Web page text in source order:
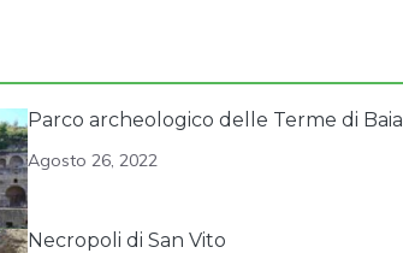
Parco archeologico delle Terme di Baia
Agosto 26, 2022
Necropoli di San Vito